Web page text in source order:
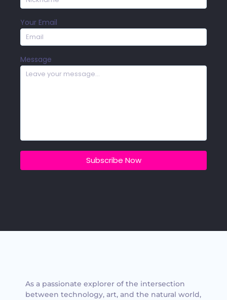
Your Email
Message
Subscribe Now
As a passionate explorer of the intersection
between technology, art, and the natural world,